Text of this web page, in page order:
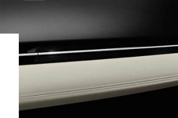
موجود
محبوب‌ترین محصولات